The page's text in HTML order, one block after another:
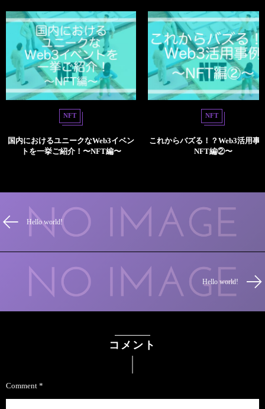
NFT
国内におけるユニークなWeb3イベン
トを一挙ご紹介！〜NFT編〜
NFT
これからバズる！？Web3活用事
NFT編②〜
Hello world!
Hello world!
コメント
Comment *